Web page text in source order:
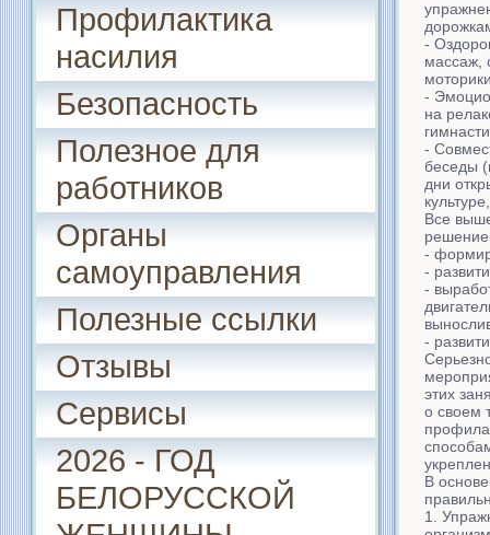
Профилактика
насилия
Безопасность
Полезное для
работников
Органы
самоуправления
Полезные ссылки
Отзывы
Сервисы
2026 - ГОД
БЕЛОРУССКОЙ
-
массаж,
-
на
-
беседы
дни
Все
-
-
-
-
этих
о своем
В
1.